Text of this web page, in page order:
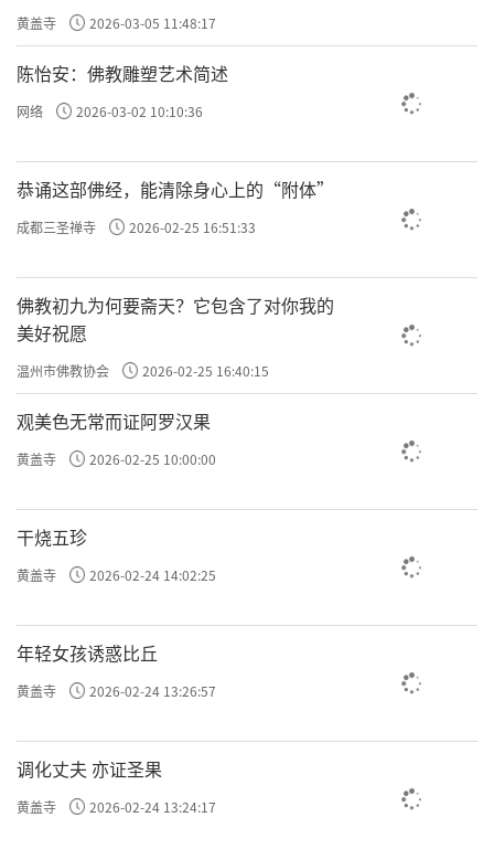
黄盖寺 2026-03-05 11:48:17
陈怡安：佛教雕塑艺术简述
网络 2026-03-02 10:10:36
恭诵这部佛经，能清除身心上的“附体”
成都三圣禅寺 2026-02-25 16:51:33
佛教初九为何要斋天？它包含了对你我的
美好祝愿
温州市佛教协会 2026-02-25 16:40:15
观美色无常而证阿罗汉果
黄盖寺 2026-02-25 10:00:00
干烧五珍
黄盖寺 2026-02-24 14:02:25
年轻女孩诱惑比丘
黄盖寺 2026-02-24 13:26:57
调化丈夫 亦证圣果
黄盖寺 2026-02-24 13:24:17